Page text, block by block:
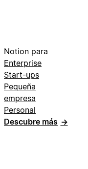
Notion para
Enterprise
Start-ups
Pequeña
empresa
Personal
Descubre más →